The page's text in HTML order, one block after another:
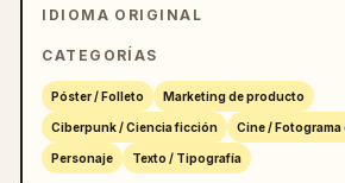
IDIOMA ORIGINAL
CATEGORÍAS
Póster / Folleto Marketing de producto
Ciberpunk / Ciencia ficción Cine /
Personaje Texto / Tipografía